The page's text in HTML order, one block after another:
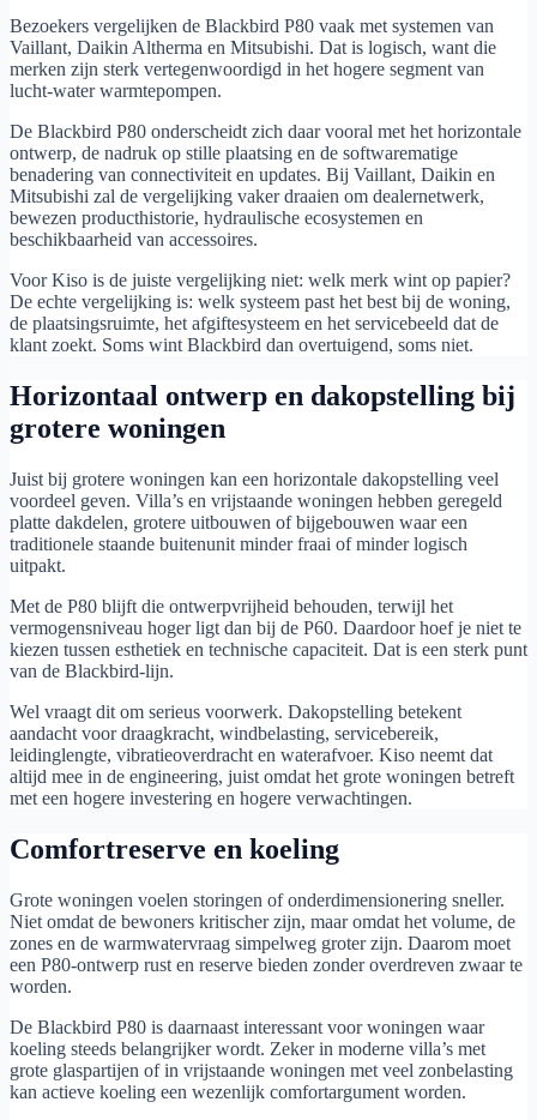
Bezoekers vergelijken de Blackbird P80 vaak met systemen van
Vaillant, Daikin Altherma en Mitsubishi. Dat is logisch, want die
merken zijn sterk vertegenwoordigd in het hogere segment van
lucht-water warmtepompen.
De Blackbird P80 onderscheidt zich daar vooral met het horizontale
ontwerp, de nadruk op stille plaatsing en de softwarematige
benadering van connectiviteit en updates. Bij Vaillant, Daikin en
Mitsubishi zal de vergelijking vaker draaien om dealernetwerk,
bewezen producthistorie, hydraulische ecosystemen en
beschikbaarheid van accessoires.
Voor Kiso is de juiste vergelijking niet: welk merk wint op papier?
De echte vergelijking is: welk systeem past het best bij de woning,
de plaatsingsruimte, het afgiftesysteem en het servicebeeld dat de
klant zoekt. Soms wint Blackbird dan overtuigend, soms niet.
Horizontaal ontwerp en dakopstelling bij
grotere woningen
Juist bij grotere woningen kan een horizontale dakopstelling veel
voordeel geven. Villa’s en vrijstaande woningen hebben geregeld
platte dakdelen, grotere uitbouwen of bijgebouwen waar een
traditionele staande buitenunit minder fraai of minder logisch
uitpakt.
Met de P80 blijft die ontwerpvrijheid behouden, terwijl het
vermogensniveau hoger ligt dan bij de P60. Daardoor hoef je niet te
kiezen tussen esthetiek en technische capaciteit. Dat is een sterk punt
van de Blackbird-lijn.
Wel vraagt dit om serieus voorwerk. Dakopstelling betekent
aandacht voor draagkracht, windbelasting, servicebereik,
leidinglengte, vibratieoverdracht en waterafvoer. Kiso neemt dat
altijd mee in de engineering, juist omdat het grote woningen betreft
met een hogere investering en hogere verwachtingen.
Comfortreserve en koeling
Grote woningen voelen storingen of onderdimensionering sneller.
Niet omdat de bewoners kritischer zijn, maar omdat het volume, de
zones en de warmwatervraag simpelweg groter zijn. Daarom moet
een P80-ontwerp rust en reserve bieden zonder overdreven zwaar te
worden.
De Blackbird P80 is daarnaast interessant voor woningen waar
koeling steeds belangrijker wordt. Zeker in moderne villa’s met
grote glaspartijen of in vrijstaande woningen met veel zonbelasting
kan actieve koeling een wezenlijk comfortargument worden.